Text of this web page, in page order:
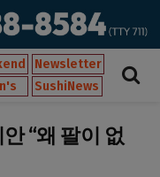
Newsletter
SushiNews
“왜 팔이 없